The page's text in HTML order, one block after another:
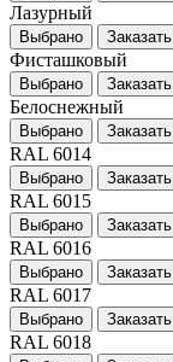
Лазурный
Выбрано Заказать
Фисташковый
Выбрано Заказать
Белоснежный
Выбрано Заказать
RAL 6014
Выбрано Заказать
RAL 6015
Выбрано Заказать
RAL 6016
Выбрано Заказать
RAL 6017
Выбрано Заказать
RAL 6018